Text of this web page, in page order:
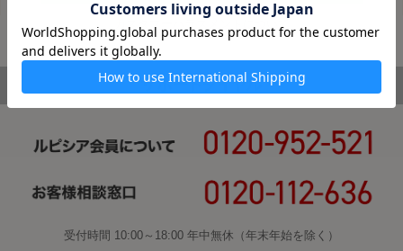
受付時間 10:00～18:00 年中無休（年末年始を除く）